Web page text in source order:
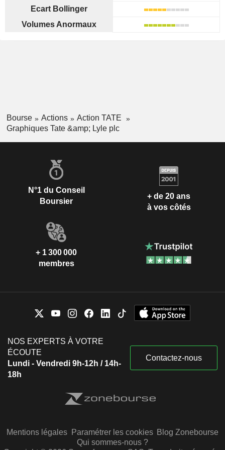
Ecart Bollinger
Volumes Anormaux
Bourse Actions
Action TATE
Graphiques Tate &amp; Lyle plc
N°1 du Conseil
Boursier
+ de 20 ans
à vos côtés
+ 1 300 000
membres
NOS EXPERTS À VOTRE
ÉCOUTE
Lundi - Vendredi 9h-12h / 14h-
18h
Contactez-nous
Mentions légales Paramétrer les cookies Blog Zonebourse
Qui sommes-nous ?